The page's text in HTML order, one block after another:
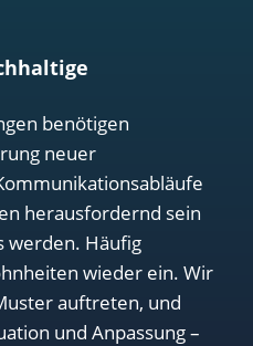
benötigen
neuer
herausfordernd sein
werden. Häufig
wieder ein. Wir
auftreten, und
und Anpassung –